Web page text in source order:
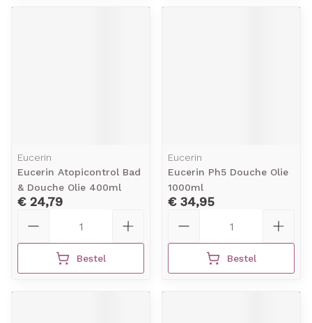
Eucerin
Eucerin Atopicontrol Bad
& Douche Olie 400ml
€ 24,79
Bestel
Eucerin
Eucerin Ph5 Douche Olie
1000ml
€ 34,95
Bestel